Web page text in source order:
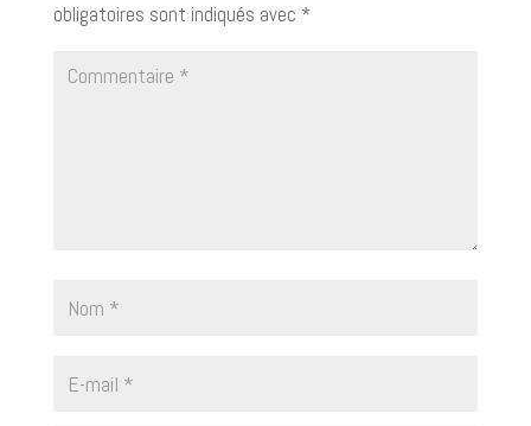
obligatoires sont indiqués avec *